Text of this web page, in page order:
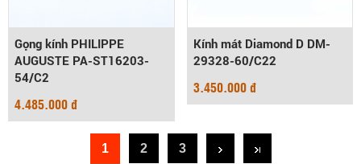
Gọng kính PHILIPPE
AUGUSTE PA-ST16203-
54/C2
4.485.000 đ
Kính mát Diamond D DM-
29328-60/C22
3.450.000 đ
1 2 3